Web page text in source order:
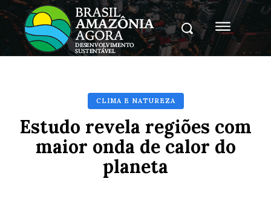
CLIMA E NATUREZA
Estudo revela regiões com
maior onda de calor do
planeta